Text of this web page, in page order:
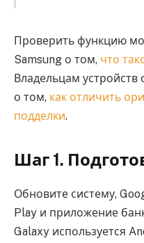
Проверить функцию
Samsung о том, что
Владельцам устройств
о том, как отличить
подделки.
Шаг 1.
Обновите систему,
Play и приложение
Galaxy используется